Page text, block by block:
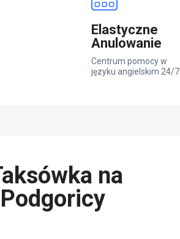
Elastyczne
Anulowanie
Centrum pomocy w
języku angielskim 24/7.
na